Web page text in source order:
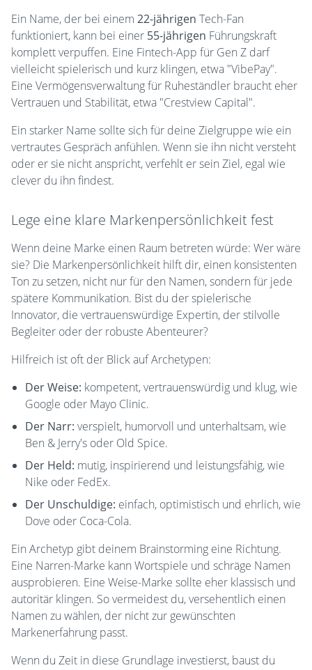
Ein Name, der bei einem 22-jährigen Tech-Fan
funktioniert, kann bei einer 55-jährigen Führungskraft
komplett verpuffen. Eine Fintech-App für Gen Z darf
vielleicht spielerisch und kurz klingen, etwa "VibePay".
Eine Vermögensverwaltung für Ruheständler braucht eher
Vertrauen und Stabilität, etwa "Crestview Capital".
Ein starker Name sollte sich für deine Zielgruppe wie ein
vertrautes Gespräch anfühlen. Wenn sie ihn nicht versteht
oder er sie nicht anspricht, verfehlt er sein Ziel, egal wie
clever du ihn findest.
Lege eine klare Markenpersönlichkeit fest
Wenn deine Marke einen Raum betreten würde: Wer wäre
sie? Die Markenpersönlichkeit hilft dir, einen konsistenten
Ton zu setzen, nicht nur für den Namen, sondern für jede
spätere Kommunikation. Bist du der spielerische
Innovator, die vertrauenswürdige Expertin, der stilvolle
Begleiter oder der robuste Abenteurer?
Hilfreich ist oft der Blick auf Archetypen:
Der Weise: kompetent, vertrauenswürdig und klug, wie
Google oder Mayo Clinic.
Der Narr: verspielt, humorvoll und unterhaltsam, wie
Ben & Jerry's oder Old Spice.
Der Held: mutig, inspirierend und leistungsfähig, wie
Nike oder FedEx.
Der Unschuldige: einfach, optimistisch und ehrlich, wie
Dove oder Coca-Cola.
Ein Archetyp gibt deinem Brainstorming eine Richtung.
Eine Narren-Marke kann Wortspiele und schräge Namen
ausprobieren. Eine Weise-Marke sollte eher klassisch und
autoritär klingen. So vermeidest du, versehentlich einen
Namen zu wählen, der nicht zur gewünschten
Markenerfahrung passt.
Wenn du Zeit in diese Grundlage investierst, baust du